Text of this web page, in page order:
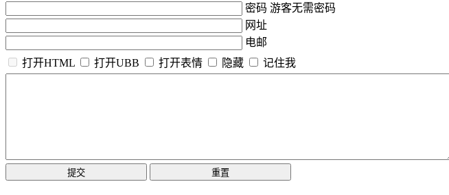
密码 游客无需密码
网址
电邮
打开HTML
打开UBB 打开表情 隐藏 记住我